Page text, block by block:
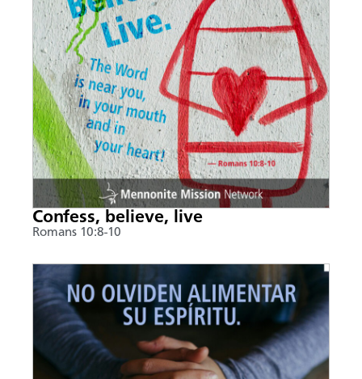
Confess, believe, live
Romans 10:8-10